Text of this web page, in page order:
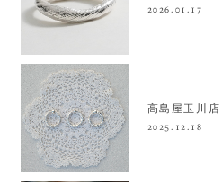
2026.01.17
高島屋玉川
2025.12.18